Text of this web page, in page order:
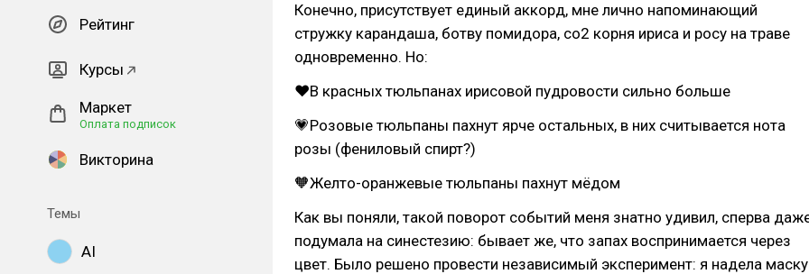
Рейтинг
Курсы
Маркет
Оплата подписок
Викторина
Темы
AI
Конечно, присутствует единый аккорд, мне лично напоминающий
стружку карандаша, ботву помидора, со2 корня ириса и росу на траве
одновременно. Но:
❤В красных тюльпанах ирисовой пудровости сильно больше
💗Розовые тюльпаны пахнут ярче остальных, в них считывается нота
розы (фениловый спирт?)
🧡Желто-оранжевые тюльпаны пахнут мёдом
Как вы поняли, такой поворот событий меня знатно удивил, сперва
подумала на синестезию: бывает же, что запах воспринимается через
цвет. Было решено провести независимый эксперимент: я надела маску